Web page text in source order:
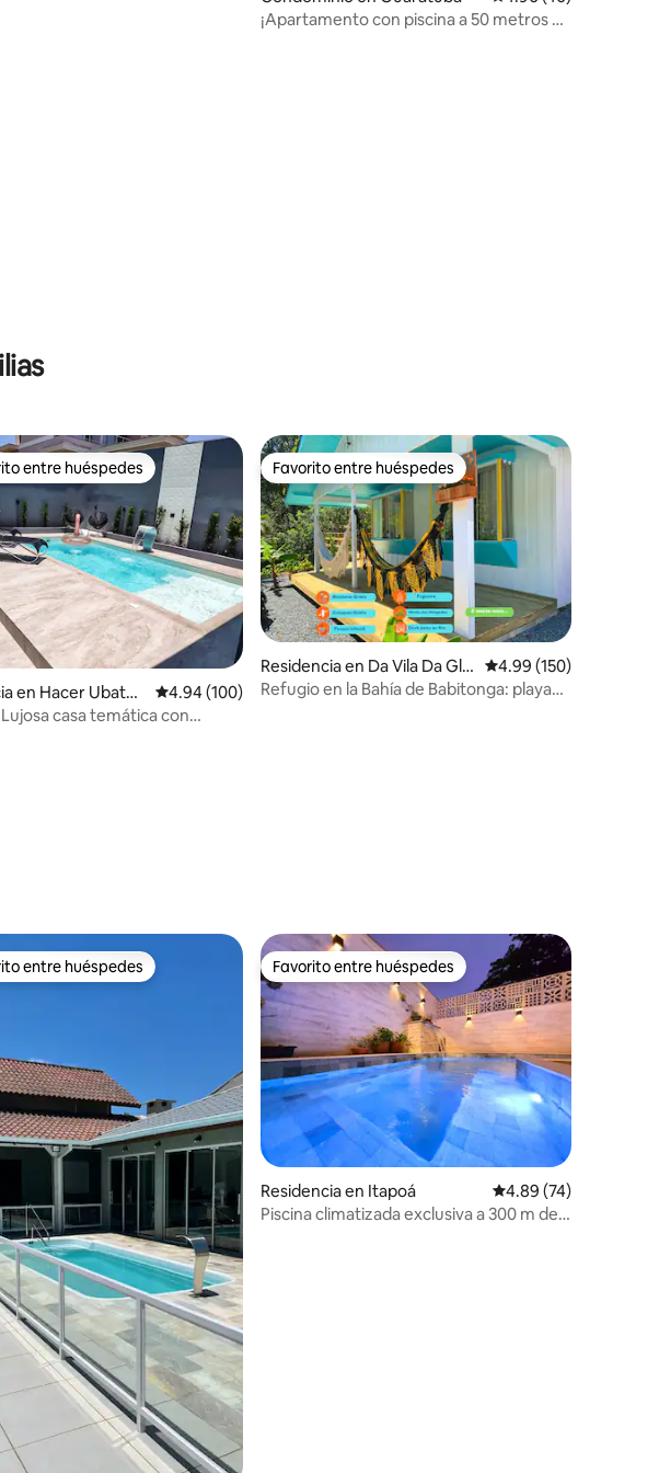
¡Apartamento con piscina a 50 metros de
de 5; 135 evaluaciones
en Favorito entre huéspedes
entre huéspedes
en Hacer Ubatub
Calificación promedio: 4.94 de 5; 100 evaluaciones
4.94 (100)
Favorito entre huéspedes
Favorito entre huéspedes
Residencia en Da Vila Da Gló
ria
Calificación promedio:
4.99 (150)
Refugio en la Bahía de Babitonga: playa
de 5; 41 evaluaciones
en Favorito entre huéspedes
entre huéspedes Favorito entre huéspedes
Favorito entre huéspedes
Residencia en Itapoá Calificación
4.89 (74)
Piscina climatizada exclusiva a 300 m del